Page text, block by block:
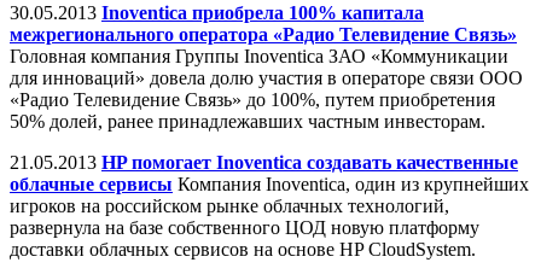
30.05.2013 Inoventica приобрела 100% капитала
межрегионального оператора «Радио Телевидение Связь»
Головная компания Группы Inoventica ЗАО «Коммуникации
для инноваций» довела долю участия в операторе связи ООО
«Радио Телевидение Связь» до 100%, путем приобретения
50% долей, ранее принадлежавших частным инвесторам.
21.05.2013 HP помогает Inoventica создавать качественные
облачные сервисы Компания Inoventica, один из крупнейших
игроков на российском рынке облачных технологий,
развернула на базе собственного ЦОД новую платформу
доставки облачных сервисов на основе HP CloudSystem.